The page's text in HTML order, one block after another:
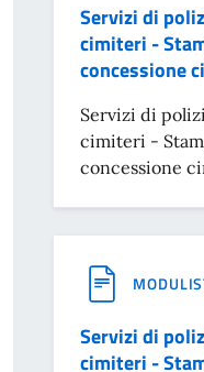
Servizi di
cimiteri -
concessione
Servizi di
cimiteri -
concessione
Servizi di
cimiteri -